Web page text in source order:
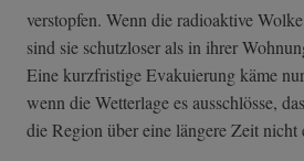
verstopfen. Wenn die radioaktive
sind sie schutzloser als in ihrer
Eine kurzfristige Evakuierung käme
wenn die Wetterlage es ausschlösse,
die Region über eine längere Zeit nicht